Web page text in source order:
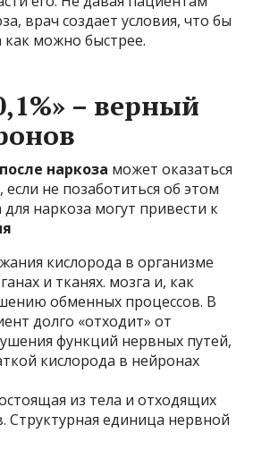
врач создает условия, что бы
как можно быстрее.
– верный
наркоза может оказаться
не позаботиться об этом
для наркоза могут привести к
кислорода в организме
и тканях. мозга и, как
обменных процессов. В
долго «отходит» от
функций нервных путей,
кислорода в нейронах
из тела и отходящих
Структурная единица нервной